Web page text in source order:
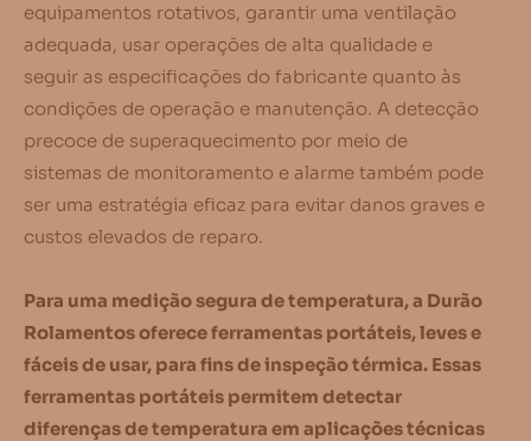
equipamentos rotativos, garantir uma ventilação
adequada, usar operações de alta qualidade e
seguir as especificações do fabricante quanto às
condições de operação e manutenção. A detecção
precoce de superaquecimento por meio de
sistemas de monitoramento e alarme também pode
ser uma estratégia eficaz para evitar danos graves e
custos elevados de reparo.
Para uma medição segura de temperatura, a Durão
Rolamentos oferece ferramentas portáteis, leves e
fáceis de usar, para fins de inspeção térmica. Essas
ferramentas portáteis permitem detectar
diferenças de temperatura em aplicações técnicas